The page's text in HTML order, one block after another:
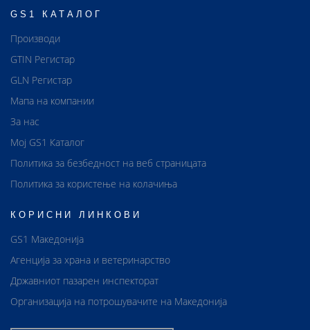
GS1 КАТАЛОГ
Производи
GTIN Регистар
GLN Регистар
Мапа на компании
За нас
Мој GS1 Каталог
Политика за безбедност на веб страницата
Политика за користење на колачиња
КОРИСНИ ЛИНКОВИ
GS1 Македонија
Агенција за храна и ветеринарство
Државниот пазарен инспекторат
Организација на потрошувачите на Македонија